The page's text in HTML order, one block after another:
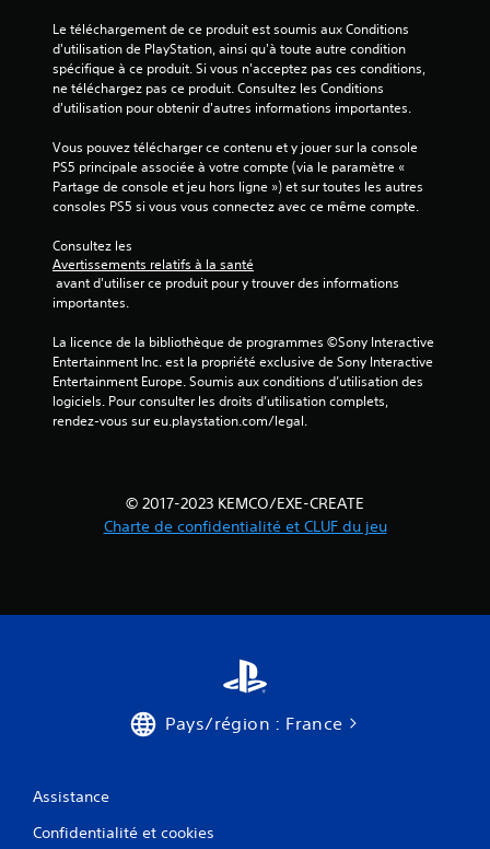
a
v
i
s
Le téléchargement de ce produit est soumis aux Conditions
d'utilisation de PlayStation, ainsi qu'à toute autre condition
spécifique à ce produit. Si vous n'acceptez pas ces conditions,
ne téléchargez pas ce produit. Consultez les Conditions
d'utilisation pour obtenir d'autres informations importantes.
Vous pouvez télécharger ce contenu et y jouer sur la console
PS5 principale associée à votre compte (via le paramètre «
Partage de console et jeu hors ligne ») et sur toutes les autres
consoles PS5 si vous vous connectez avec ce même compte.
Consultez les
Avertissements relatifs à la santé
importantes.
La licence de la bibliothèque de programmes ©Sony Interactive
Entertainment Inc. est la propriété exclusive de Sony Interactive
Entertainment Europe. Soumis aux conditions d’utilisation des
logiciels. Pour consulter les droits d’utilisation complets,
rendez-vous sur eu.playstation.com/legal.
© 2017-2023 KEMCO/EXE-CREATE
Charte de confidentialité et CLUF du jeu
Pays/région : France
Assistance
Confidentialité et cookies